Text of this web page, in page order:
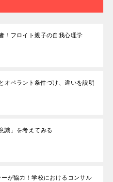
！フロイト親子の自我心理学
オペラント条件づけ、違いを説明
識」を考えてみる
が協力！学校におけるコンサル